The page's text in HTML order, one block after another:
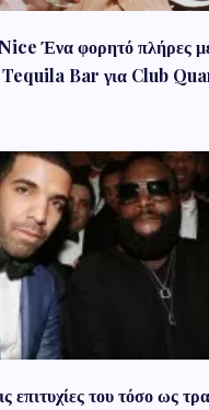
Ένα φορητό πλήρες
Bar για Club
επιτυχίες του τόσο ως